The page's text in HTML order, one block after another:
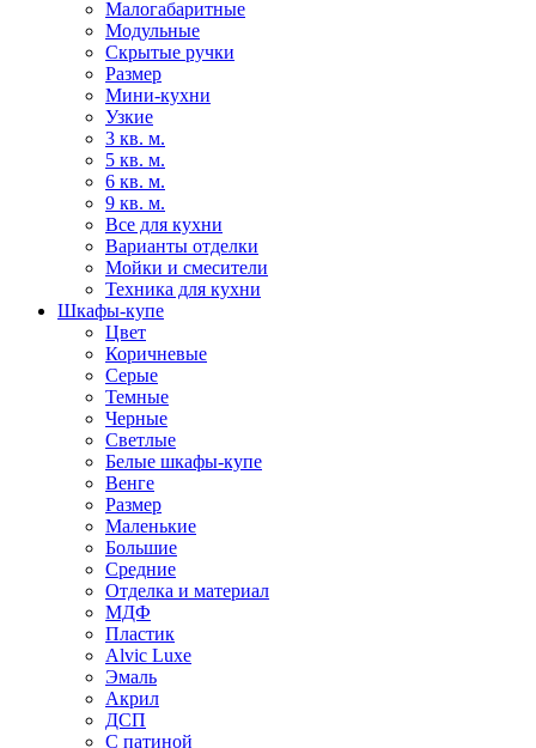
Малогабаритные
Модульные
Скрытые ручки
Размер
Мини-кухни
Узкие
3 кв. м.
5 кв. м.
6 кв. м.
9 кв. м.
Все для кухни
Варианты отделки
Мойки и смесители
Техника для кухни
Шкафы-купе
Цвет
Коричневые
Серые
Темные
Черные
Светлые
Белые шкафы-купе
Венге
Размер
Маленькие
Большие
Средние
Отделка и материал
МДФ
Пластик
Alvic Luxe
Эмаль
Акрил
ДСП
С патиной